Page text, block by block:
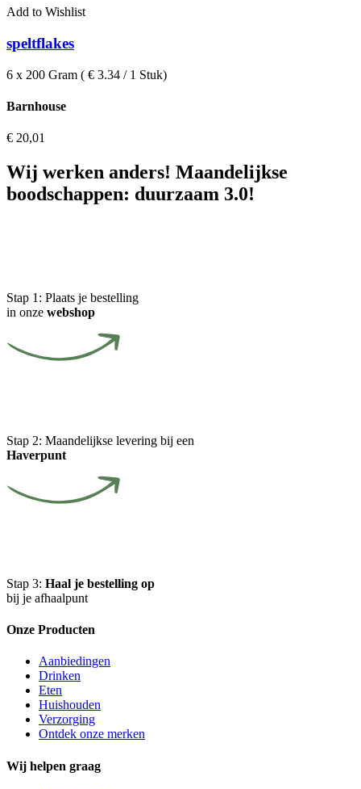
Add to Wishlist
speltflakes
6 x 200 Gram ( € 3.34 / 1 Stuk)
Barnhouse
€ 20,01
Wij werken anders! Maandelijkse
boodschappen: duurzaam 3.0!
Stap 1: Plaats je bestelling
in onze webshop
Stap 2: Maandelijkse levering bij een
Haverpunt
Stap 3: Haal je bestelling op
bij je afhaalpunt
Onze Producten
Aanbiedingen
Drinken
Eten
Huishouden
Verzorging
Ontdek onze merken
Wij helpen graag